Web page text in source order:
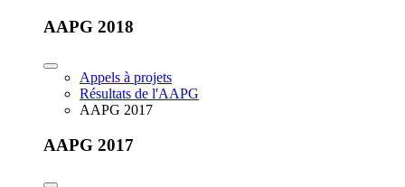
AAPG 2018
Appels à projets
Résultats de l'AAPG
AAPG 2017
AAPG 2017